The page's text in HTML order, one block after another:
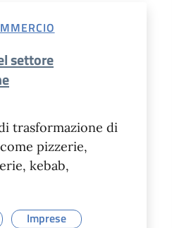
settore
trasformazione di
pizzerie,
kebab,
Imprese